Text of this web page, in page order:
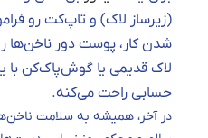
(زیرساز لاک) و تاپ‌کت رو
شدن کار، پوست دور ناخن‌ها
لاک قدیمی یا گوش‌پاک‌کن با
حسابی راحت می‌کنه.
در آخر، همیشه به سلامت